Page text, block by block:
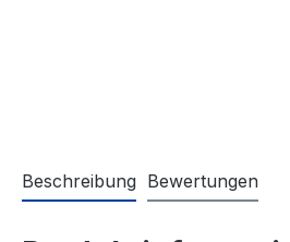
Beschreibung Bewertungen